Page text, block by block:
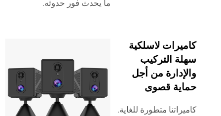
ما يحدث فور حدوثه.
كاميرات لاسلكية
سهلة التركيب
والإدارة من أجل
حماية قصوى
كاميراتنا متطورة للغاية.